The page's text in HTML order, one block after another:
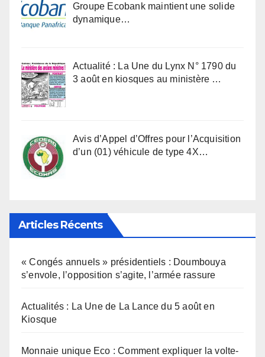
Groupe Ecobank maintient une solide
dynamique…
Actualité : La Une du Lynx N° 1790 du
3 août en kiosques au ministère …
Avis d’Appel d’Offres pour l’Acquisition
d’un (01) véhicule de type 4X…
Articles Récents
« Congés annuels » présidentiels : Doumbouya
s’envole, l’opposition s’agite, l’armée rassure
Actualités : La Une de La Lance du 5 août en
Kiosque
Monnaie unique Eco : Comment expliquer la volte-